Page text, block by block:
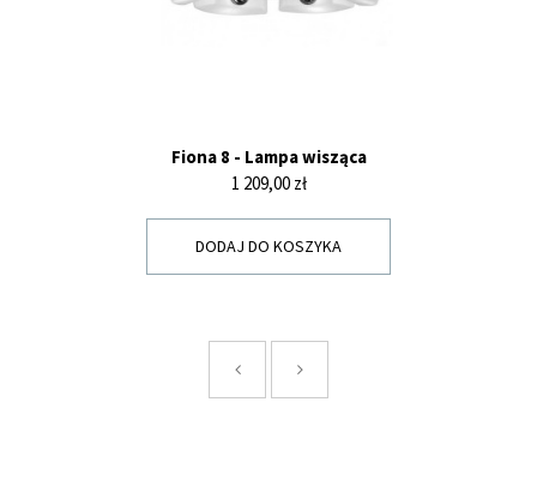
Fiona 8 - Lampa wisząca
Cena
1 209,00 zł
DODAJ DO KOSZYKA